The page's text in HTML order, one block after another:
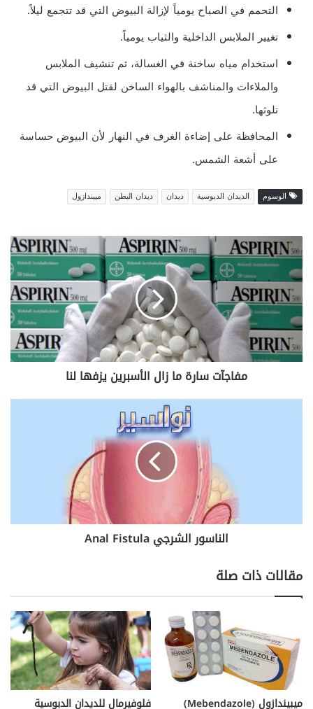
التحمم في الصباح يومياً لإزالة البيوض التي قد تتجمع ليلاً.
تغيير الملابس الداخلية والثياب يومياً.
استخدام مياه ساخنة في الغسالة، ثم تنشيف الملابس
والملاءات والمناشف بالهواء الساخن لقتل البيوض التي قد
تلوثها.
المحافظة على إضاءة الغرف في النهار لأن البيوض حساسة
على أشعة الشمس.
الوسوم الديدان الدبوسية ديدان ديدان البطن ميبندازول
مفاجآت
سارة
ما
زال
الأسبرين
يزفها
لنا
مفاجآت سارة ما زال الأسبرين يزفها لنا
الناسور
الناسور الشرجي Anal Fistula
مقالات ذات صلة
ميبيندازول (Mebendazole) فلوفيرمال للديدان الدبوسية